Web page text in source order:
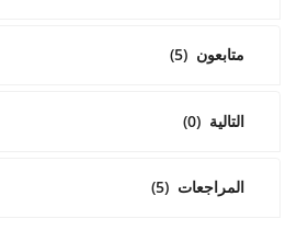
متابعون (5)
التالية (0)
المراجعات (5)